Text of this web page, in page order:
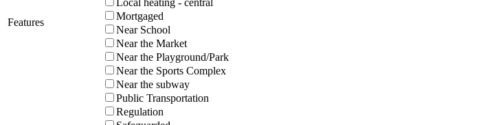
Features
Mortgaged
Near School
Near the Market
Near the Playground/Park
Near the Sports Complex
Near the subway
Public Transportation
Regulation